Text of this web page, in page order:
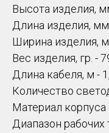
Высота изделия,
Длина изделия,
Ширина изделия,
Вес изделия, гр. -
Длина кабеля, м -
Количество
Материал корпуса
Диапазон рабочих